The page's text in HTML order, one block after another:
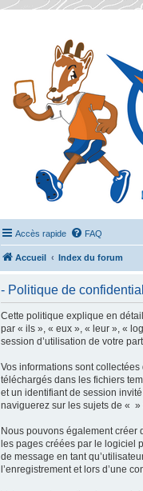
Accès rapide FAQ
Accueil Index du forum
- Politique de
Cette politique explique en
par « ils », « eux », « leur », «
session d’utilisation de votre
Vos informations sont
téléchargés dans les fichiers
et un identifiant de session
naviguerez sur les sujets de « »
Nous pouvons également
les pages créées par le logiciel
de message en tant
l’enregistrement et lors d’une